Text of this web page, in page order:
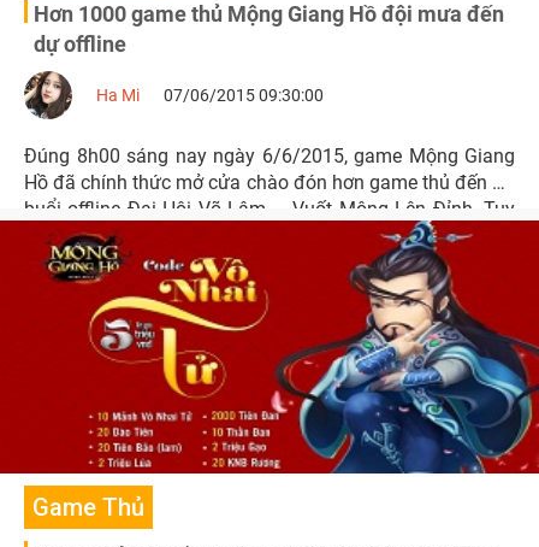
Hơn 1000 game thủ Mộng Giang Hồ đội mưa đến
dự offline
Ha Mi 07/06/2015 09:30:00
Đúng 8h00 sáng nay ngày 6/6/2015, game Mộng Giang
Hồ đã chính thức mở cửa chào đón hơn game thủ đến dự
buổi offline Đại Hội Võ Lâm – Vuốt Mộng Lên Đỉnh. Tuy
thời tiết không thuận lợi do cơn mưa bất chợt nhưng hơn
1000 game thủ vẫn có mặt đông đủ để tham dự buổi
hoành tráng này.
Game Thủ